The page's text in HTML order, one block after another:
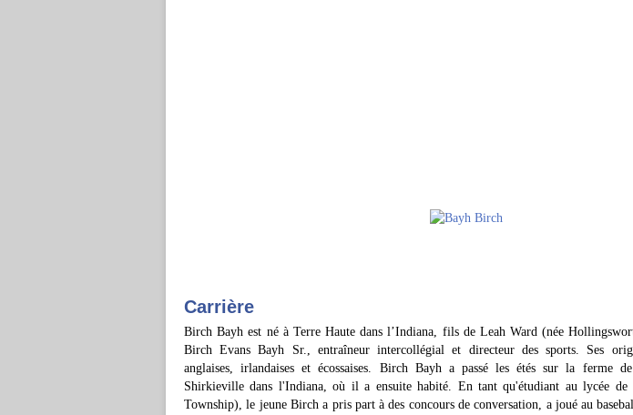
Carrière
Birch Bayh est né à Terre Haute dans l’Indiana, fils de Leah Ward (née
Birch Evans Bayh Sr., entraîneur intercollégial et directeur des sports. Ses
anglaises, irlandaises et écossaises. Birch Bayh a passé les étés sur la ferme
Shirkieville dans l'Indiana, où il a ensuite habité. En tant qu'étudiant au lycée de
Township), le jeune Birch a pris part à des concours de conversation, a joué au